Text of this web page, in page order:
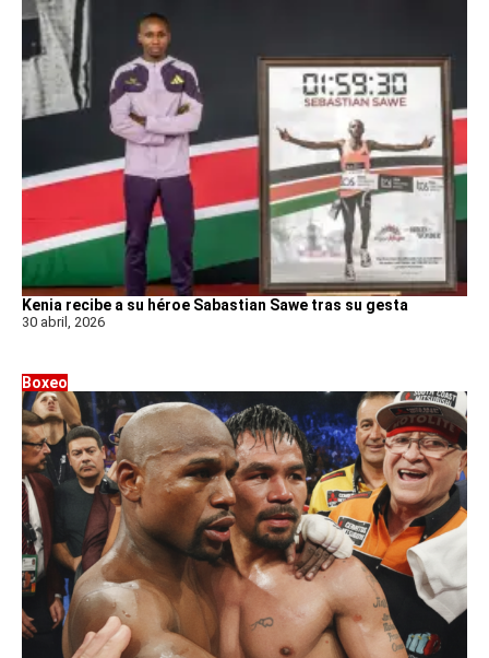
Kenia recibe a su héroe Sabastian Sawe tras su gesta
30 abril, 2026
Boxeo